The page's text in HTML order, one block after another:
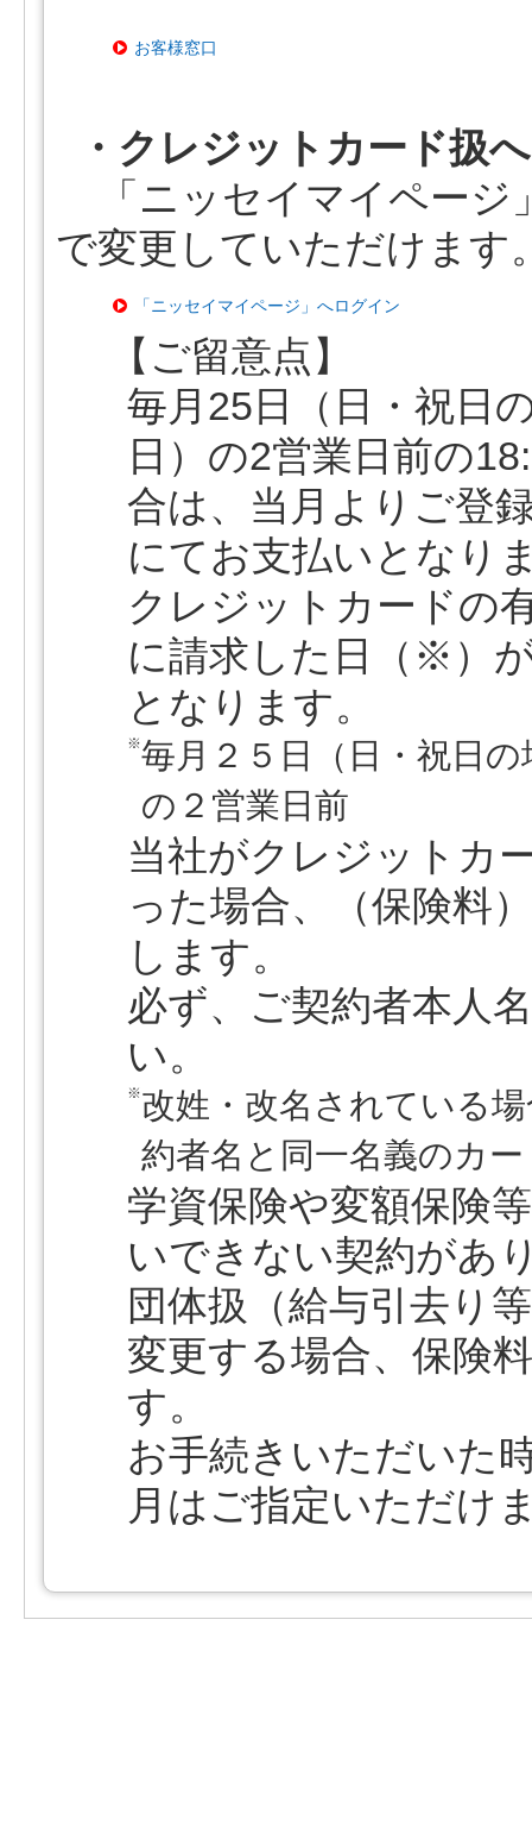
お客様窓口
・クレジットカード扱
「ニッセイマイページ
で変更していただけます
「ニッセイマイページ」へログイン
【ご留意点】
毎月25日（日・祝日
日）の2営業日前の
合は、当月よりご登
にてお支払いとなり
クレジットカードの
に請求した日（※）
となります。
※毎月２５日（日・祝日
の２営業日前
当社がクレジットカ
った場合、（保険料
します。
必ず、ご契約者本人
い。
※改姓・改名されている
約者名と同一名義のカ
学資保険や変額保険
いできない契約があ
団体扱（給与引去り
変更する場合、保険
す。
お手続きいただいた
月はご指定いただけ